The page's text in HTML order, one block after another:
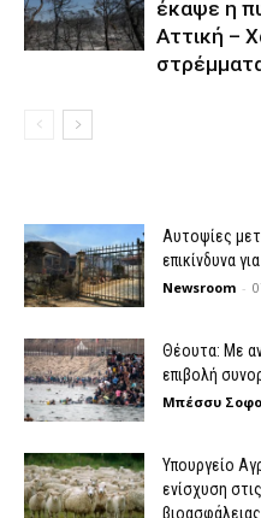
έκαψε η
Αττική –
Αυτοψίες
επικίνδυνα
Newsroom -
Θέουτα: Με
επιβολή
Μπέσσυ
Υπουργείο
ενίσχυση
βιοασφάλειας